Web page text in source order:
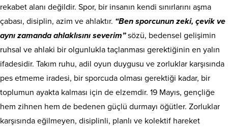
rekabet alanı değildir. Spor, bir insanın kendi sınırlarını aşma
çabası, disiplin, azim ve ahlaktır. “Ben sporcunun zeki, çevik ve
aynı zamanda ahlaklısını severim”sözü, bedensel gelişimin
ruhsal ve ahlaki bir olgunlukla taçlanması gerektiğinin en yalın
ifadesidir. Takım ruhu, adil oyun duygusu ve zorluklar karşısında
pes etmeme iradesi, bir sporcuda olması gerektiği kadar, bir
toplumun ayakta kalması için de elzemdir. 19 Mayıs, gençliğe
hem zihnen hem de bedenen güçlü durmayı öğütler. Zorluklar
karşısında eğilmeyen, disiplinli, planlı ve kolektif hareket